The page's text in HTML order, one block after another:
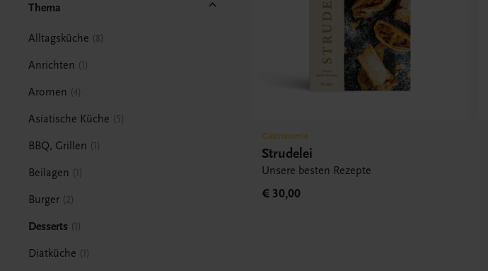
Thema
Alltagsküche 8
Anrichten 1
Aromen 4
Asiatische Küche 5
BBQ, Grillen 1
Beilagen 1
Burger 2
Desserts 1
Diätküche 1
Gastronomie
Strudelei
Unsere besten Rezepte
€ 30,00